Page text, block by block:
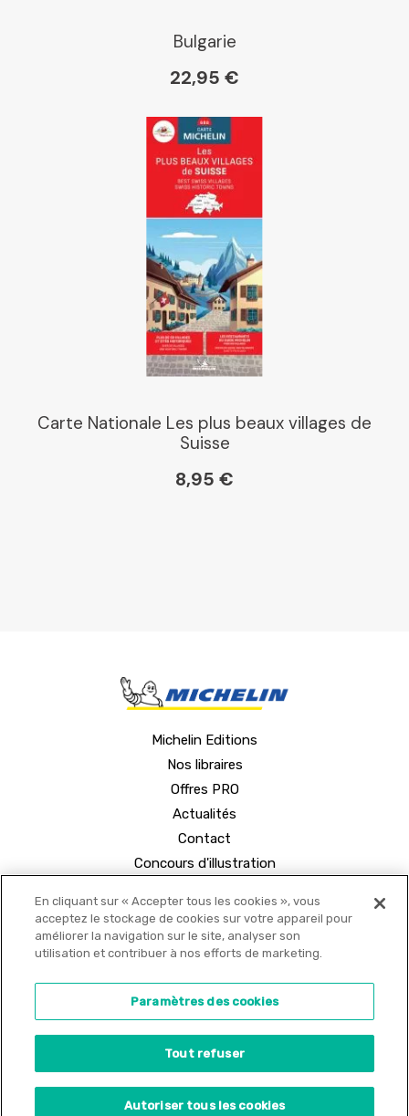
Bulgarie
22,95 €
Carte Nationale Les plus beaux villages de
Suisse
8,95 €
Michelin Editions
Nos libraires
Offres PRO
Actualités
Contact
Concours d'illustration
•
Paramètres des cookies
En cliquant sur « Accepter tous les cookies », vous
acceptez le stockage de cookies sur votre appareil pour
améliorer la navigation sur le site, analyser son
utilisation et contribuer à nos efforts de marketing.
Paramètres des cookies
Tout refuser
Autoriser tous les cookies